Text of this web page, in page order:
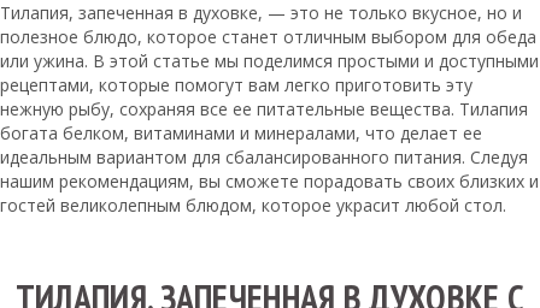
Тилапия, запеченная в духовке, — это не только вкусное, но и
полезное блюдо, которое станет отличным выбором для обеда
или ужина. В этой статье мы поделимся простыми и доступными
рецептами, которые помогут вам легко приготовить эту
нежную рыбу, сохраняя все ее питательные вещества. Тилапия
богата белком, витаминами и минералами, что делает ее
идеальным вариантом для сбалансированного питания. Следуя
нашим рекомендациям, вы сможете порадовать своих близких и
гостей великолепным блюдом, которое украсит любой стол.
ТИЛАПИЯ, ЗАПЕЧЕННАЯ В ДУХОВКЕ С